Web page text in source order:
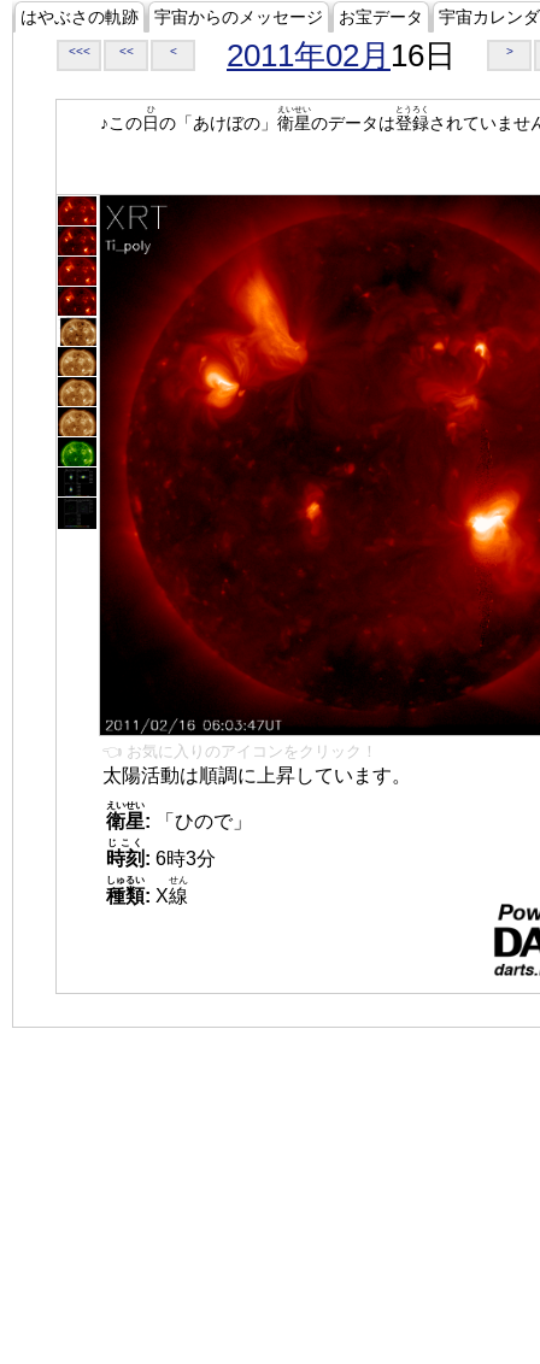
はやぶさの軌跡 宇宙からのメッセージ お宝データ 宇宙カレン
<<< << < 2011年02月 16日 >
♪この日
ひ
の「あけぼの」 衛星
えいせい
のデータは登録
とうろく
されていませ
👈 お気に入りのアイコンをクリック！
太陽活動は順調に上昇しています。
衛星
えいせい
:
「ひので」
時刻
じこく
: 6時3分
種類
しゅるい
: X線
せん